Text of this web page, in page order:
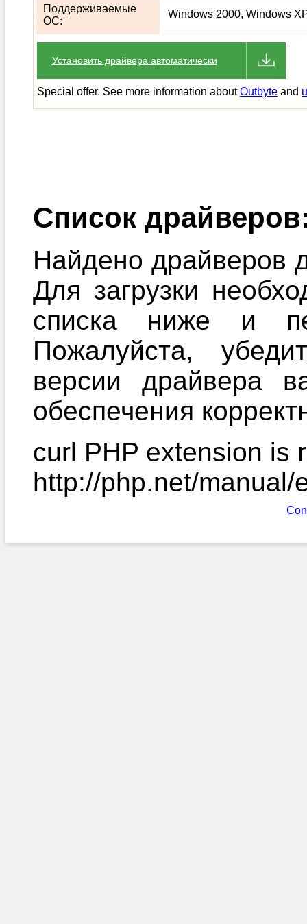
Поддерживаемые
ОС:
Windows 2000, Windows
Установить драйвера автоматически
Special offer. See more information aboutOutbyte and
Список
Найдено драйверов
Для загрузки
списка ниже и
Пожалуйста,
версии драйвера
обеспечения
curl PHP extension is
http://php.net/manual/